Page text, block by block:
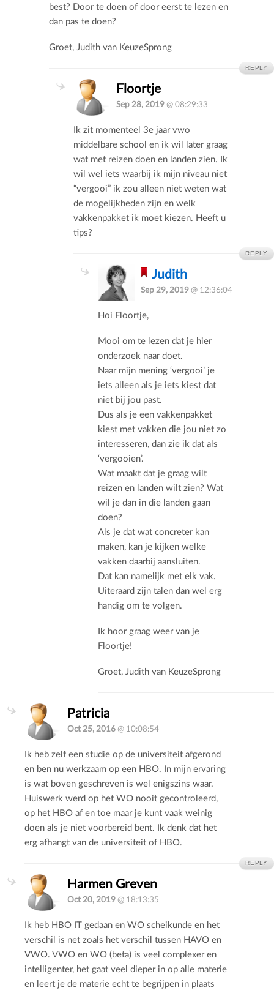
best? Door te doen of door eerst te lezen en
dan pas te doen?
Groet, Judith van KeuzeSprong
REPLY
Floortje
Sep 28, 2019@ 08:29:33
Ik zit momenteel 3e jaar vwo
middelbare school en ik wil later graag
wat met reizen doen en landen zien. Ik
wil wel iets waarbij ik mijn niveau niet
“vergooi” ik zou alleen niet weten wat
de mogelijkheden zijn en welk
vakkenpakket ik moet kiezen. Heeft u
tips?
REPLY
Judith
Sep 29, 2019@ 12:36:04
Hoi Floortje,
Mooi om te lezen dat je hier
onderzoek naar doet.
Naar mijn mening ‘vergooi’ je
iets alleen als je iets kiest dat
niet bij jou past.
Dus als je een vakkenpakket
kiest met vakken die jou niet zo
interesseren, dan zie ik dat als
‘vergooien’.
Wat maakt dat je graag wilt
reizen en landen wilt zien? Wat
wil je dan in die landen gaan
doen?
Als je dat wat concreter kan
maken, kan je kijken welke
vakken daarbij aansluiten.
Dat kan namelijk met elk vak.
Uiteraard zijn talen dan wel erg
handig om te volgen.
Ik hoor graag weer van je
Floortje!
Groet, Judith van KeuzeSprong
Patricia
Oct 25, 2016@ 10:08:54
Ik heb zelf een studie op de universiteit afgerond
en ben nu werkzaam op een HBO. In mijn ervaring
is wat boven geschreven is wel enigszins waar.
Huiswerk werd op het WO nooit gecontroleerd,
op het HBO af en toe maar je kunt vaak weinig
doen als je niet voorbereid bent. Ik denk dat het
erg afhangt van de universiteit of HBO.
REPLY
Harmen Greven
Oct 20, 2019@ 18:13:35
Ik heb HBO IT gedaan en WO scheikunde en het
verschil is net zoals het verschil tussen HAVO en
VWO. VWO en WO (beta) is veel complexer en
intelligenter, het gaat veel dieper in op alle materie
en leert je de materie echt te begrijpen in plaats